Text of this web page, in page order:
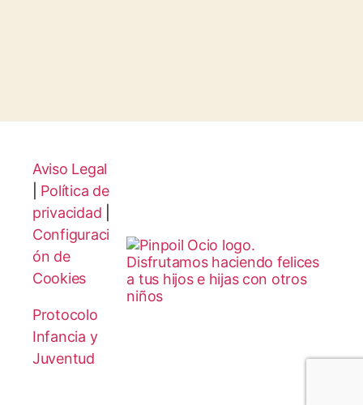
Aviso Legal
Política de
privacidad
Configuraci
ón de
Cookies
Protocolo
Infancia y
Juventud